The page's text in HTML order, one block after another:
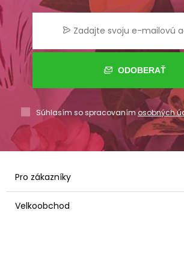
ODOBERAŤ
Súhlasím so spracovaním osobných
Pro zákazníky
Velkoobchod